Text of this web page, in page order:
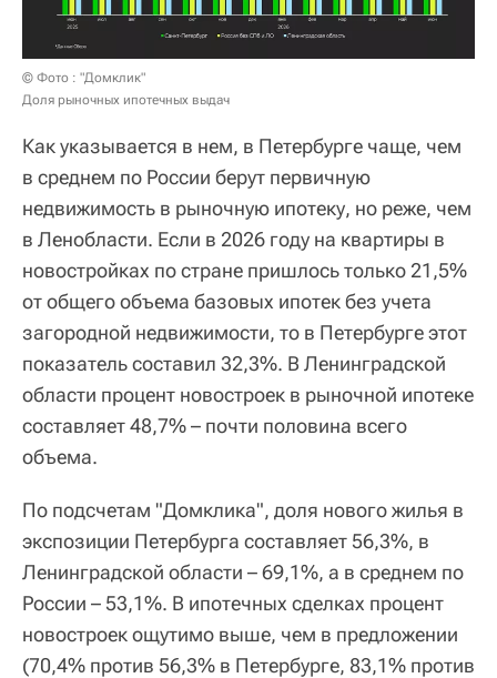
© Фото : "Домклик"
Доля рыночных ипотечных выдач
Как указывается в нем, в Петербурге чаще, чем
в среднем по России берут первичную
недвижимость в рыночную ипотеку, но реже, чем
в Ленобласти. Если в 2026 году на квартиры в
новостройках по стране пришлось только 21,5%
от общего объема базовых ипотек без учета
загородной недвижимости, то в Петербурге этот
показатель составил 32,3%. В Ленинградской
области процент новостроек в рыночной ипотеке
составляет 48,7% – почти половина всего
объема.
По подсчетам "Домклика", доля нового жилья в
экспозиции Петербурга составляет 56,3%, в
Ленинградской области – 69,1%, а в среднем по
России – 53,1%. В ипотечных сделках процент
новостроек ощутимо выше, чем в предложении
(70,4% против 56,3% в Петербурге, 83,1% против